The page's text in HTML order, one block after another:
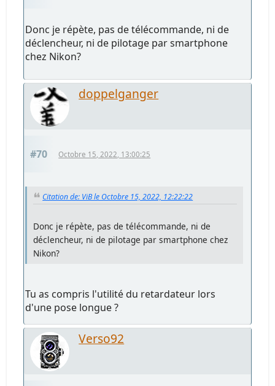
Donc je répète, pas de télécommande, ni de
déclencheur, ni de pilotage par smartphone
chez Nikon?
doppelganger
#70 Octobre 15, 2022, 13:00:25
Citation de: ViB le Octobre 15, 2022, 12:22:22
Donc je répète, pas de télécommande, ni de
déclencheur, ni de pilotage par smartphone chez
Nikon?
Tu as compris l'utilité du retardateur lors
d'une pose longue ?
Verso92